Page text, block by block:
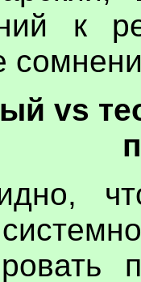
к
vs